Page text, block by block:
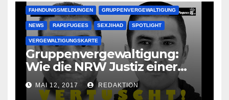
FAHNDUNGSMELDUNGEN GRUPPENVERGEWALTIGUNG
NEWS RAPEFUGEES SEXJIHAD SPOTLIGHT
VERGEWALTIGUNGSKARTE
Gruppenvergewaltigung:
Wie die NRW Justiz einer
Lokalzeitung verbietet diese
Bilder zu veröffentlichen
MAI 12, 2017 REDAKTION